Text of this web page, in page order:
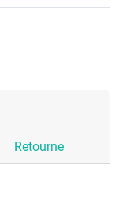
Retourne